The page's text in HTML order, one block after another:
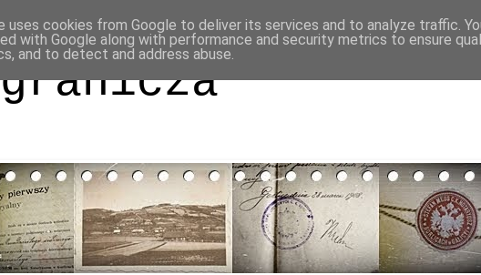
uses cookies from Google to deliver its services and to analyze traffic.
with Google along with performance and security metrics to ensure
and to detect and address abuse.